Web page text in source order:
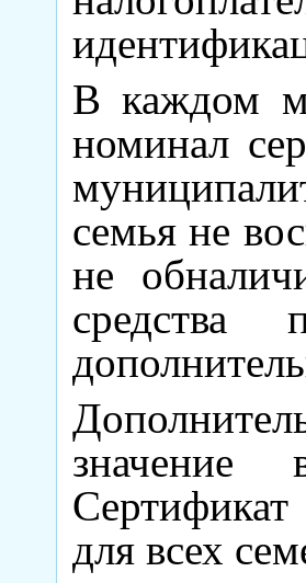
В каждом
номинал
семья не
не
средства
значение
для всех